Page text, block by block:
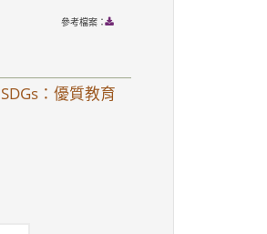
參考檔案：
SDGs：優質教育